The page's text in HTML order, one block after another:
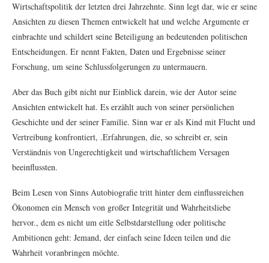
Wirtschaftspolitik der letzten drei Jahrzehnte. Sinn legt dar, wie er seine
Ansichten zu diesen Themen entwickelt hat und welche Argumente er
einbrachte und schildert seine Beteiligung an bedeutenden politischen
Entscheidungen. Er nennt Fakten, Daten und Ergebnisse seiner
Forschung, um seine Schlussfolgerungen zu untermauern.
Aber das Buch gibt nicht nur Einblick darein, wie der Autor seine
Ansichten entwickelt hat. Es erzählt auch von seiner persönlichen
Geschichte und der seiner Familie. Sinn war er als Kind mit Flucht und
Vertreibung konfrontiert, .Erfahrungen, die, so schreibt er, sein
Verständnis von Ungerechtigkeit und wirtschaftlichem Versagen
beeinflussten.
Beim Lesen von Sinns Autobiografie tritt hinter dem einflussreichen
Ökonomen ein Mensch von großer Integrität und Wahrheitsliebe
hervor., dem es nicht um eitle Selbstdarstellung oder politische
Ambitionen geht: Jemand, der einfach seine Ideen teilen und die
Wahrheit voranbringen möchte.